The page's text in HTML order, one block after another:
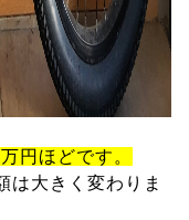
円ほどです。
は大きく変わりま